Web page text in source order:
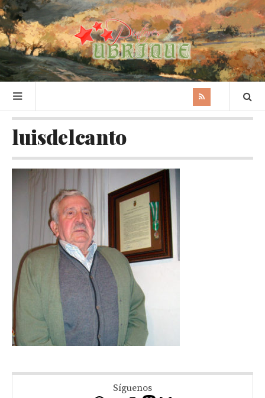
luisdelcanto
Síguenos